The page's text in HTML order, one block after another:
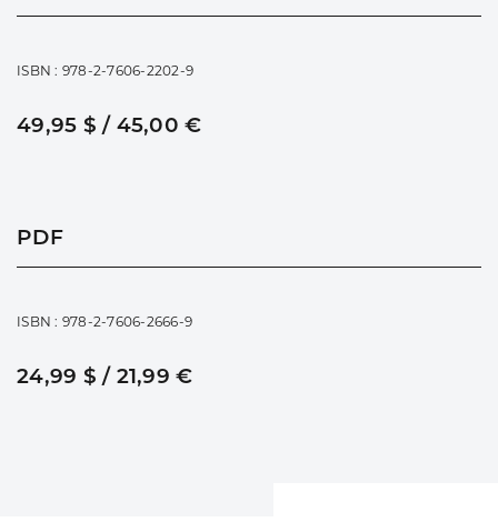
ISBN : 978-2-7606-2202-9
49,95 $ / 45,00 €
PDF
ISBN : 978-2-7606-2666-9
24,99 $ / 21,99 €